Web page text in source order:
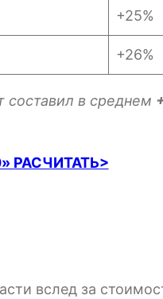
+25%
+26%
в среднем
РАСЧИТАТЬ>
вслед за